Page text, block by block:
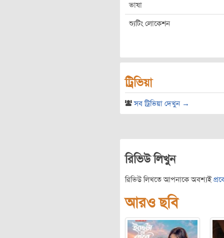
ভাষা
শ্যুটিং লোকেশন
ট্রিভিয়া
সব ট্রিভিয়া দেখুন →
রিভিউ লিখুন
রিভিউ লিখতে আপনাকে অবশ্যই
আরও ছবি